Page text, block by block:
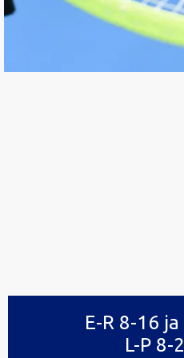
E-R 8-16
L-P 8-